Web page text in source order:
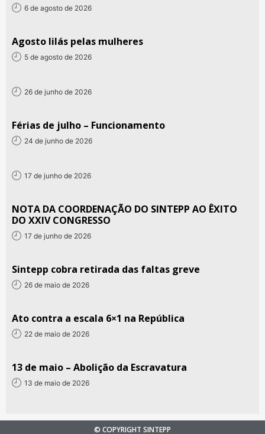
6 de agosto de 2026
Agosto lilás pelas mulheres
5 de agosto de 2026
26 de junho de 2026
Férias de julho – Funcionamento
24 de junho de 2026
17 de junho de 2026
NOTA DA COORDENAÇÃO DO SINTEPP AO ÊXITO
DO XXIV CONGRESSO
17 de junho de 2026
Sintepp cobra retirada das faltas greve
26 de maio de 2026
Ato contra a escala 6×1 na República
22 de maio de 2026
13 de maio – Abolição da Escravatura
13 de maio de 2026
© COPYRIGHT SINTEPP